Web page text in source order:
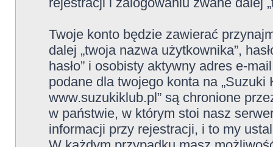
Twoje konto będzie zawierać
dalej „twoja nazwa użytkownika”,
hasło” i osobisty aktywny adres e-
podane dla twojego konta na
www.suzukiklub.pl” są chronione
w państwie, w którym stoi nasz
informacji przy rejestracji, i to my